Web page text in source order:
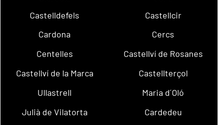
Castelldefels
Castellcir
Cardona
Cercs
Centelles
Castellví de Rosanes
Castellví de la Marca
Castellterçol
Ullastrell
Maria d´Oló
Julià de Vilatorta
Cardedeu